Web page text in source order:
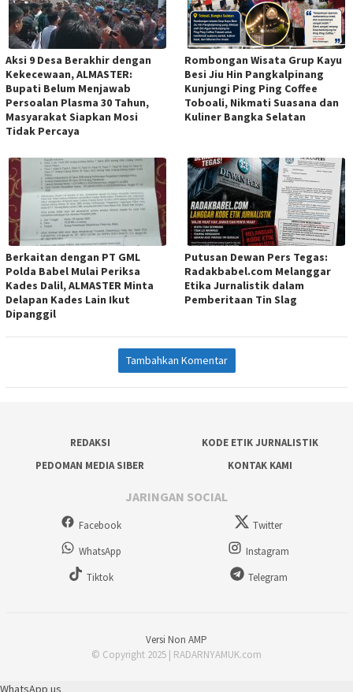
Aksi 9 Desa Berakhir dengan
Kekecewaan, ALMASTER:
Bupati Belum Menjawab
Persoalan Plasma 30 Tahun,
Masyarakat Siapkan Mosi
Tidak Percaya
Rombongan Wisata Grup Kayu
Besi Jiu Hin Pangkalpinang
Kunjungi Ping Ping Coffee
Toboali, Nikmati Suasana dan
Kuliner Bangka Selatan
Berkaitan dengan PT GML
Polda Babel Mulai Periksa
Kades Dalil, ALMASTER Minta
Delapan Kades Lain Ikut
Dipanggil
Putusan Dewan Pers Tegas:
Radakbabel.com Melanggar
Etika Jurnalistik dalam
Pemberitaan Tin Slag
Tambahkan Komentar
REDAKSI
KODE ETIK JURNALISTIK
PEDOMAN MEDIA SIBER
KONTAK KAMI
JARINGAN SOCIAL
Facebook
Twitter
WhatsApp
Instagram
Tiktok
Telegram
Versi Non AMP
© Copyright 2025 | RADARNYAMUK.com
WhatsApp us